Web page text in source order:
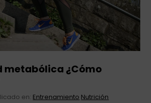
metabólica ¿Cómo
en: Entrenamiento Nutrición